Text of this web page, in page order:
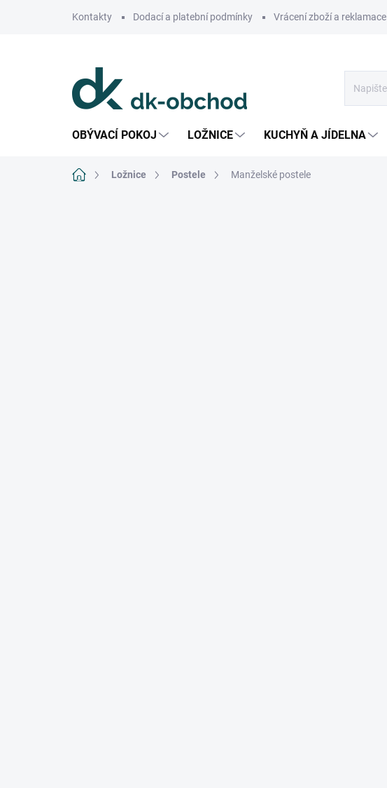
Kontakty Dodací a platební podmínky Vrácení zboží a reklamace
OBÝVACÍ POKOJ LOŽNICE KUCHYŇ A JÍDELNA
Domů Ložnice Postele Manželské postele